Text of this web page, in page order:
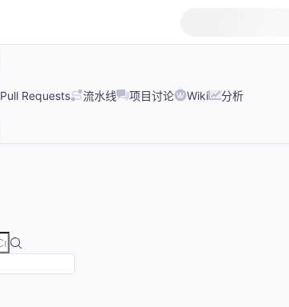
Pull Requests 流水线 项目讨论 Wiki 分析